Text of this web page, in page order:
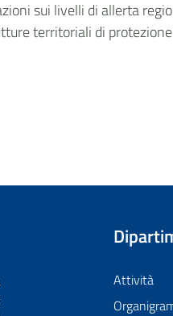
sui livelli di allerta
territoriali di
Protezione Civile
Attività